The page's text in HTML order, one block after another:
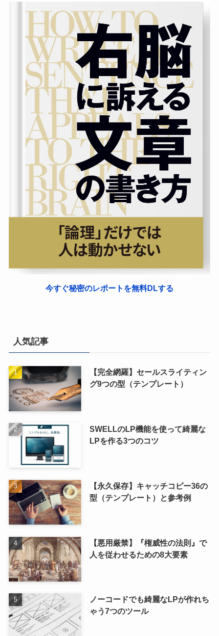
今すぐ秘密のレポートを無料DLする
人気記事
【完全網羅】セールスライティン
グ9つの型（テンプレート）
SWELLのLP機能を使って綺麗な
LPを作る3つのコツ
【永久保存】キャッチコピー36の
型（テンプレート）と参考例
【悪用厳禁】『権威性の法則』で
人を従わせるための8大要素
ノーコードでも綺麗なLPが作れち
ゃう7つのツール